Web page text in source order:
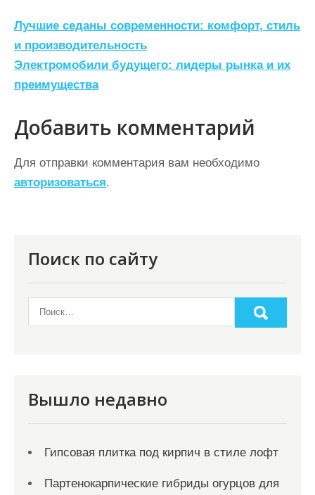
Н
а
в
и
г
а
ц
и
м
Лучшие седаны современности: комфорт, стиль
и производительность
Электромобили будущего: лидеры рынка и их
преимущества
Добавить комментарий
Для отправки комментария вам необходимо
авторизоваться.
Поиск по сайту
Вышло недавно
Гипсовая плитка под кирпич в стиле лофт
Партенокарпические гибриды огурцов для